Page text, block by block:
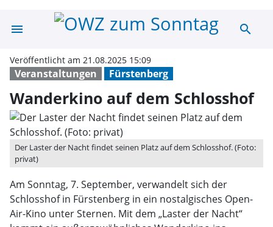
menu Wanderkinosearch
Veranstaltungen Fürstenberg
Veröffentlicht am 21.08.2025 15:09
Wanderkino auf dem Schlosshof
Der Laster der Nacht findet seinen Platz auf dem Schlosshof. (Foto:
privat)
Am Sonntag, 7. September, verwandelt sich der
Schlosshof in Fürstenberg in ein nostalgisches Open-
Air-Kino unter Sternen. Mit dem „Laster der Nacht“